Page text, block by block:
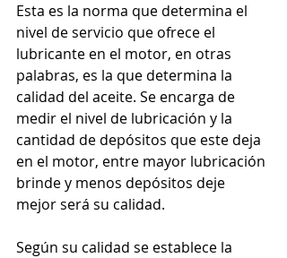
Esta es la norma que determina el
nivel de servicio que ofrece el
lubricante en el motor, en otras
palabras, es la que determina la
calidad del aceite. Se encarga de
medir el nivel de lubricación y la
cantidad de depósitos que este deja
en el motor, entre mayor lubricación
brinde y menos depósitos deje
mejor será su calidad.
Según su calidad se establece la